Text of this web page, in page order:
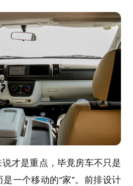
才是重点，毕竟房车不只是
一个移动的“家”。前排设计